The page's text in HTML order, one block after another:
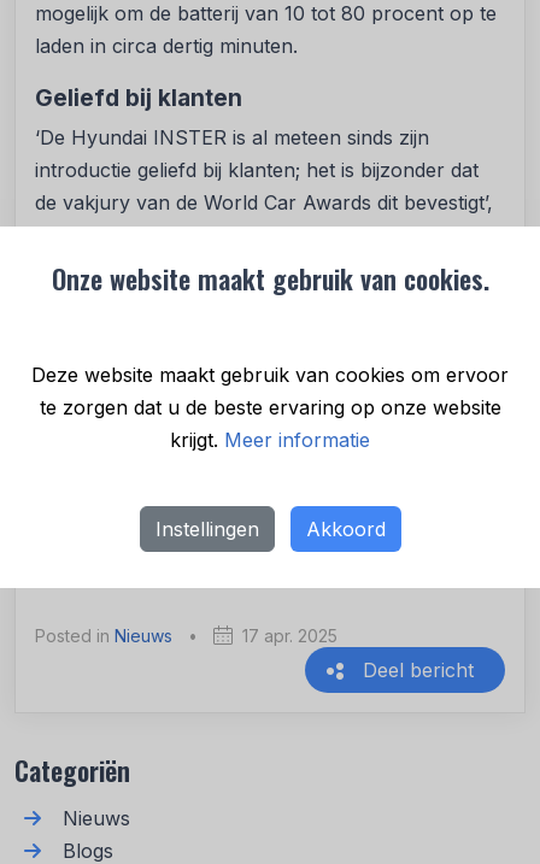
Onze website maakt gebruik van cookies.
Deze website maakt gebruik van cookies om ervoor
te zorgen dat u de beste ervaring op onze website
krijgt. Meer informatie
Instellingen Akkoord
mogelijk om de batterij van 10 tot 80 procent op te
laden in circa dertig minuten.
Geliefd bij klanten
‘De Hyundai INSTER is al meteen sinds zijn
introductie geliefd bij klanten; het is bijzonder dat
de vakjury van de World Car Awards dit bevestigt’,
Motor Company. ‘De combinatie van aantrekkelijk
design, een grote actieradius, rijplezier, intuïtief
gewaardeerd wordt, belichaamt de visie van
Hyundai om uitzonderlijke waarde te bieden. Deze
onderscheiding is een erkenning voor iedereen in
gaat ook uit naar alle juryleden.’
Posted in Nieuws • 17 apr. 2025
Deel bericht
Categoriën
Nieuws
Blogs